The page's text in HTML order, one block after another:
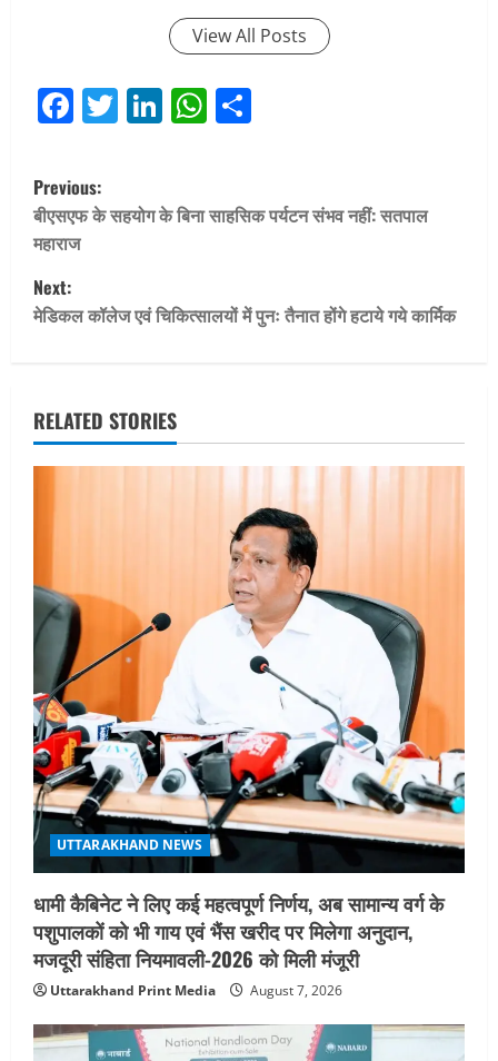
View All Posts
Facebook
Twitter
LinkedIn
WhatsApp
P
o
s
t
a
v
a
t
i
o
n
Previous:
बीएसएफ के सहयोग के बिना साहसिक पर्यटन संभव नहीं: सतपाल
महाराज
Next:
मेडिकल कॉलेज एवं चिकित्सालयों में पुनः तैनात होंगे हटाये गये कार्मिक
RELATED STORIES
UTTARAKHAND NEWS
धामी कैबिनेट ने लिए कई महत्वपूर्ण निर्णय, अब सामान्य वर्ग के
पशुपालकों को भी गाय एवं भैंस खरीद पर मिलेगा अनुदान,
मजदूरी संहिता नियमावली-2026 को मिली मंजूरी
Uttarakhand Print Media August 7, 2026